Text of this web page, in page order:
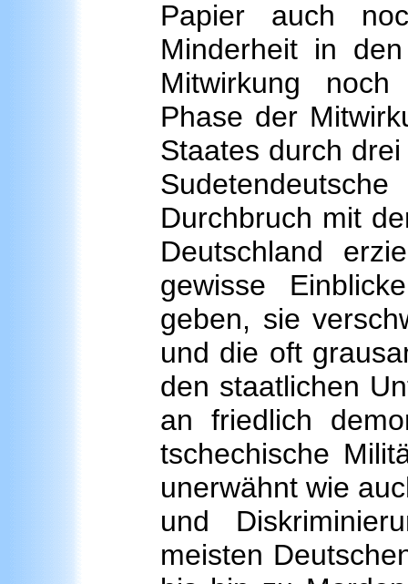
Papier auch
Minderheit in
Mitwirkung
Phase der
Staates durch
Durchbruch mit
Deutschland
gewisse
geben, sie
und die oft
den staatlichen
an friedlich
tschechische
unerwähnt wie
und
meisten